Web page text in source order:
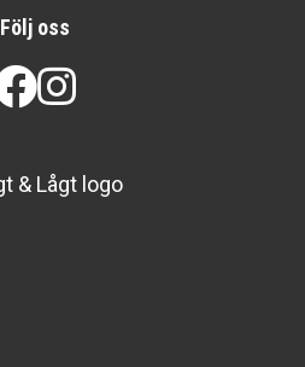
Följ oss
Facebook
Instagram